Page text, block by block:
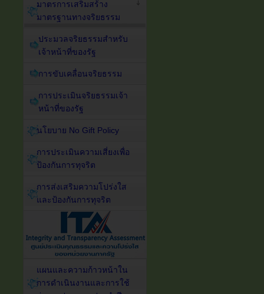
มาตรการเสริมสร้าง
มาตรฐานทางจริยธรรม
ประมวลจริยธรรมสำหรับ
เจ้าหน้าที่ของรัฐ
การขับเคลื่อนจริยธรรม
การประเมินจริยธรรมเจ้า
หน้าที่ของรัฐ
นโยบาย No Gift Policy
การประเมินความเสี่ยงเพื่อ
ป้องกันการทุจริต
การส่งเสริมความโปร่งใส
และป้องกันการทุจริต
แผนและความก้าวหน้าใน
การดำเนินงานและการใช้